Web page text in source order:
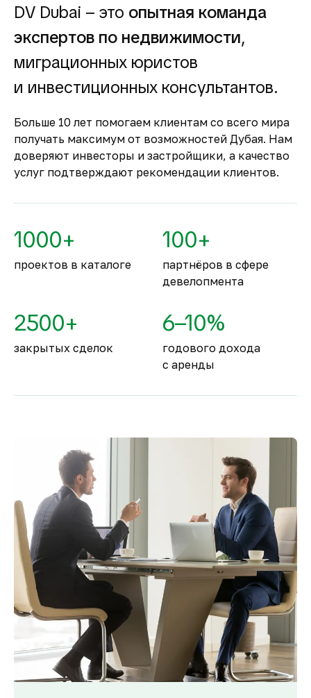
аренды.
строящуюся
недвижимость
Оплата за объект поступает на эскроу-счёт.
Застройщик сможет получить с него деньги
только после ввода объекта в
Комфортное и
безопасное место для
жизни
По уровню безопасности жизни
занимают второе место в мире.
DV Dubai – это опытная команда
экспертов по недвижимости,
миграционных юристов
и инвестиционных консультантов.
Больше 10 лет помогаем клиентам со всего мира
получать максимум от возможностей Дубая. Нам
доверяют инвесторы и застройщики, а качество
услуг подтверждают рекомендации клиентов.
1000+
проектов в каталоге
100+
партнёров в сфере
девелопмента
2500+
закрытых сделок
6–10%
годового дохода
с аренды